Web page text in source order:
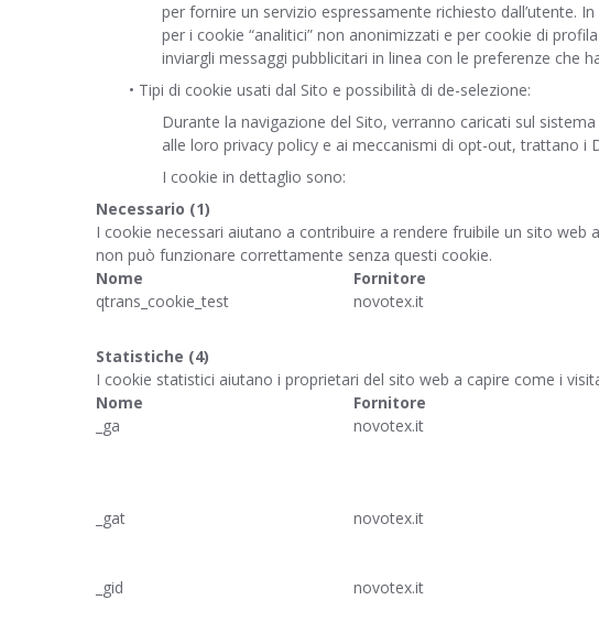
per fornire un servizio espressamente richiesto dall’utente.
per i cookie “analitici” non anonimizzati e per cookie di
inviargli messaggi pubblicitari in linea con le preferenze che
• Tipi di cookie usati dal Sito e possibilità di de-selezione:
Durante la navigazione del Sito, verranno caricati sul
alle loro privacy policy e ai meccanismi di opt-out, trattano i
I cookie in dettaglio sono:
Necessario (1)
I cookie necessari aiutano a contribuire a rendere fruibile un sito web
non può funzionare correttamente senza questi cookie.
Nome
Fornitore
qtrans_cookie_test
novotex.it
Statistiche (4)
I cookie statistici aiutano i proprietari del sito web a capire come i
Nome
Fornitore
_ga
novotex.it
_gat novotex.it
_gid novotex.it